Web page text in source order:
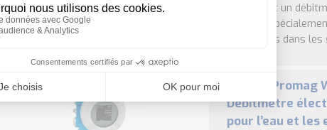
W 300 est un
gamme,
exigeantes dans les
Proline Promag
Débitmètre
pour l’eau et les